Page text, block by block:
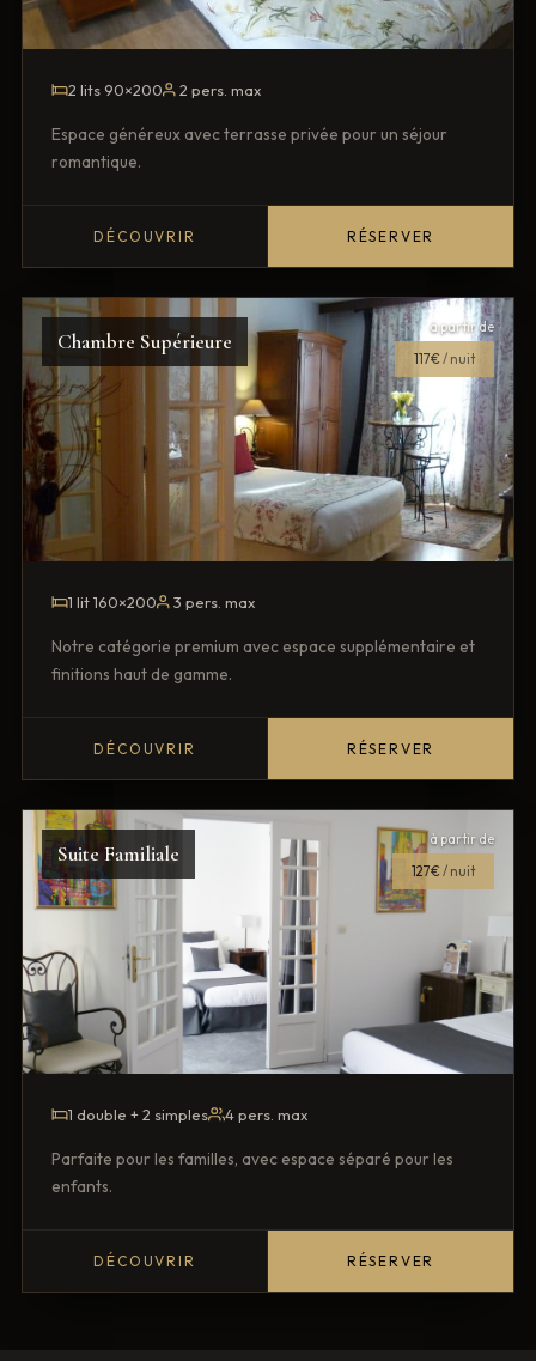
2 lits 90×200 2 pers. max
Espace généreux avec terrasse privée pour un séjour
romantique.
DÉCOUVRIR RÉSERVER
Chambre Supérieure
à partir de
117€/ nuit
1 lit 160×200 3 pers. max
Notre catégorie premium avec espace supplémentaire et
finitions haut de gamme.
DÉCOUVRIR RÉSERVER
Suite Familiale
à partir de
127€/ nuit
1 double + 2 simples 4 pers. max
Parfaite pour les familles, avec espace séparé pour les
enfants.
DÉCOUVRIR RÉSERVER